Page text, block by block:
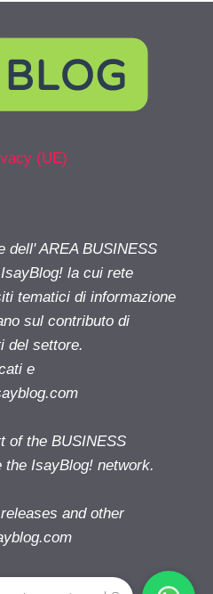
(UE)
dell' AREA BUSINESS
la cui rete
tematici di informazione
sul contributo di
del settore.
e
of the BUSINESS
the IsayBlog! network.
and other